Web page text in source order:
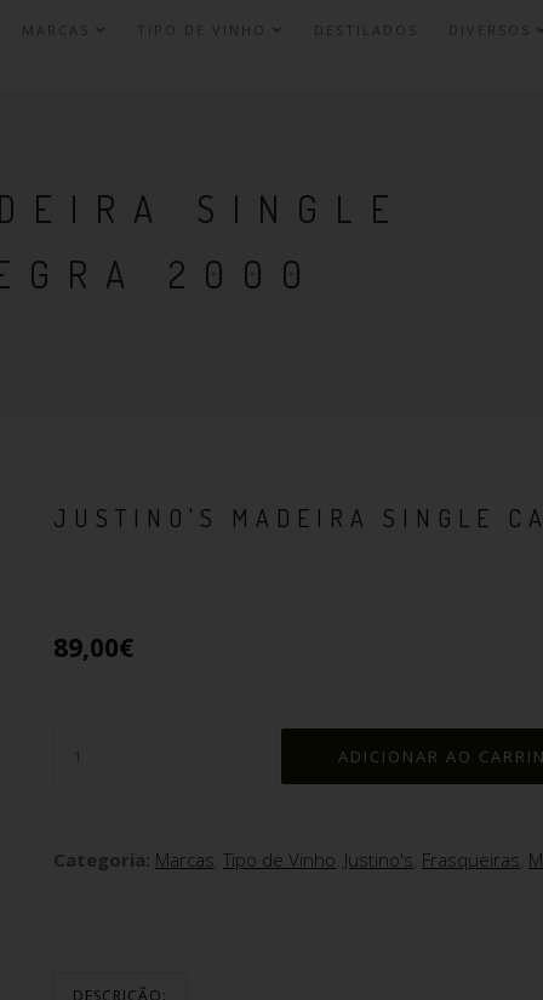
MARCAS TIPO DE VINHO DESTILADOS DIVERSOS
SINGLE
2000
JUSTINO'S MADEIRA SINGLE
89,00€
Categoria: Marcas Tipo de Vinho Justino's Frasqueiras
DESCRIÇÃO: